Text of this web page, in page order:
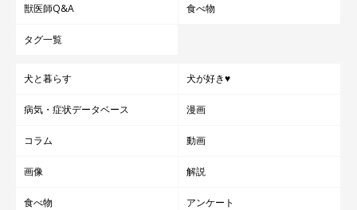
獣医師Q&A 食べ物
タグ一覧
犬と暮らす 犬が好き♥
病気・症状データベース 漫画
コラム 動画
画像 解説
食べ物 アンケート